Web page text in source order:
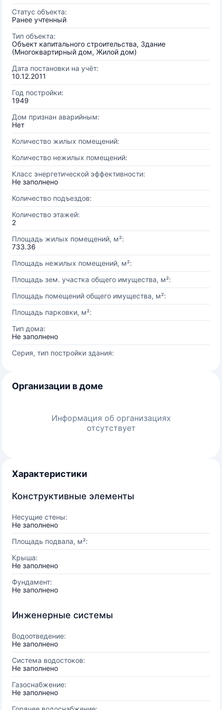
Статус объекта:
Ранее учтенный
Тип объекта:
Объект капитального строительства, Здание
(Многоквартирный дом, Жилой дом)
Дата постановки на учёт:
10.12.2011
Год постройки:
1949
Дом признан аварийным:
Нет
Количество жилых помещений:
Количество нежилых помещений:
Класс энергетической эффективности:
Не заполнено
Количество подъездов:
Количество этажей:
2
Площадь жилых помещений, м²:
733.36
Площадь нежилых помещений, м²:
Площадь зем. участка общего имущества, м²:
Площадь помещений общего имущества, м²:
Площадь парковки, м²:
Тип дома:
Не заполнено
Серия, тип постройки здания:
Организации в доме
Информация об организациях
отсутствует
Характеристики
Конструктивные элементы
Несущие стены:
Не заполнено
Площадь подвала, м²:
Крыша:
Не заполнено
Фундамент:
Не заполнено
Инженерные системы
Водоотведение:
Не заполнено
Система водостоков:
Не заполнено
Газоснабжение:
Не заполнено